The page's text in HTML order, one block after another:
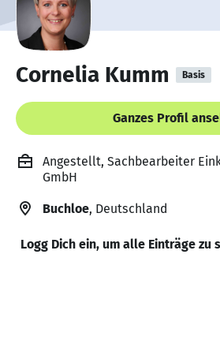
Cornelia Kumm Basis
Ganzes Profil
Angestellt, Sachbearbeiter
GmbH
Buchloe, Deutschland
Logg Dich ein, um alle Einträge zu